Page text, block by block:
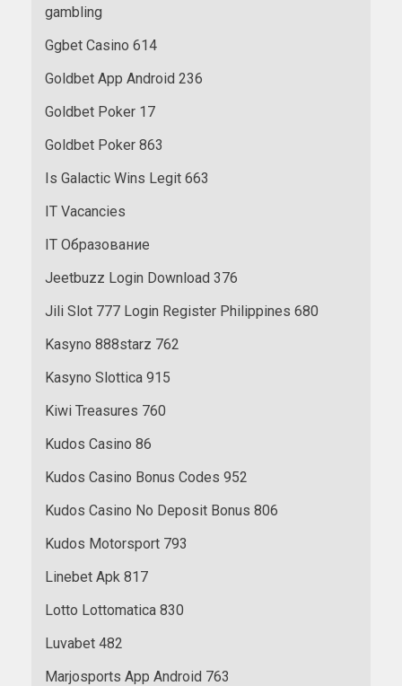
gambling
Ggbet Casino 614
Goldbet App Android 236
Goldbet Poker 17
Goldbet Poker 863
Is Galactic Wins Legit 663
IT Vacancies
IT Образование
Jeetbuzz Login Download 376
Jili Slot 777 Login Register Philippines 680
Kasyno 888starz 762
Kasyno Slottica 915
Kiwi Treasures 760
Kudos Casino 86
Kudos Casino Bonus Codes 952
Kudos Casino No Deposit Bonus 806
Kudos Motorsport 793
Linebet Apk 817
Lotto Lottomatica 830
Luvabet 482
Marjosports App Android 763